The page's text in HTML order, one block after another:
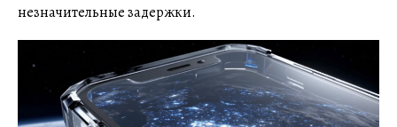
незначительные задержки.